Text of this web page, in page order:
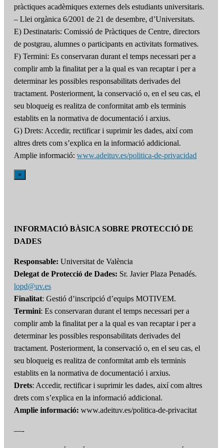
pràctiques acadèmiques externes dels estudiants universitaris.
– Llei orgànica 6/2001 de 21 de desembre, d’Universitats.
E) Destinataris: Comissió de Pràctiques de Centre, directors
de postgrau, alumnes o participants en activitats formatives.
F) Termini: Es conservaran durant el temps necessari per a
complir amb la finalitat per a la qual es van recaptar i per a
determinar les possibles responsabilitats derivades del
tractament. Posteriorment, la conservació o, en el seu cas, el
seu bloqueig es realitza de conformitat amb els terminis
establits en la normativa de documentació i arxius.
G) Drets: Accedir, rectificar i suprimir les dades, així com
altres drets com s’explica en la informació addicional.
Amplie informació: www.adeituv.es/politica-de-privacidad
×
INFORMACIÓ BÀSICA SOBRE PROTECCIÓ DE
DADES
Responsable: Universitat de València
Delegat de Protecció de Dades: Sr. Javier Plaza Penadés.
lopd@uv.es
Finalitat: Gestió d’inscripció d’equips MOTIVEM.
Termini: Es conservaran durant el temps necessari per a
complir amb la finalitat per a la qual es van recaptar i per a
determinar les possibles responsabilitats derivades del
tractament. Posteriorment, la conservació o, en el seu cas, el
seu bloqueig es realitza de conformitat amb els terminis
establits en la normativa de documentació i arxius.
Drets: Accedir, rectificar i suprimir les dades, així com altres
drets com s’explica en la informació addicional.
Amplie informació: www.adeituv.es/politica-de-privacitat
—-